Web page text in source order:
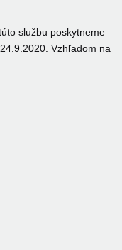
službu poskytneme
Vzhľadom na